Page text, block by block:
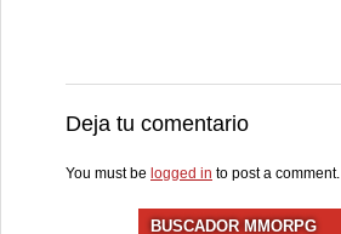
Deja tu comentario
You must be logged in to post a comment.
BUSCADOR MMORPG